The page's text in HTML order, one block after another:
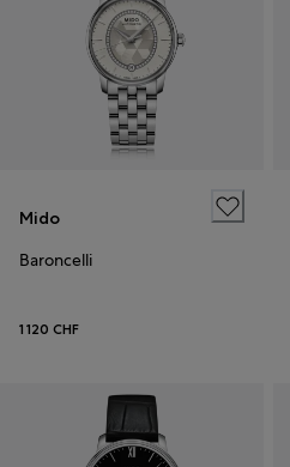
Mido
Baroncelli
1 120 CHF